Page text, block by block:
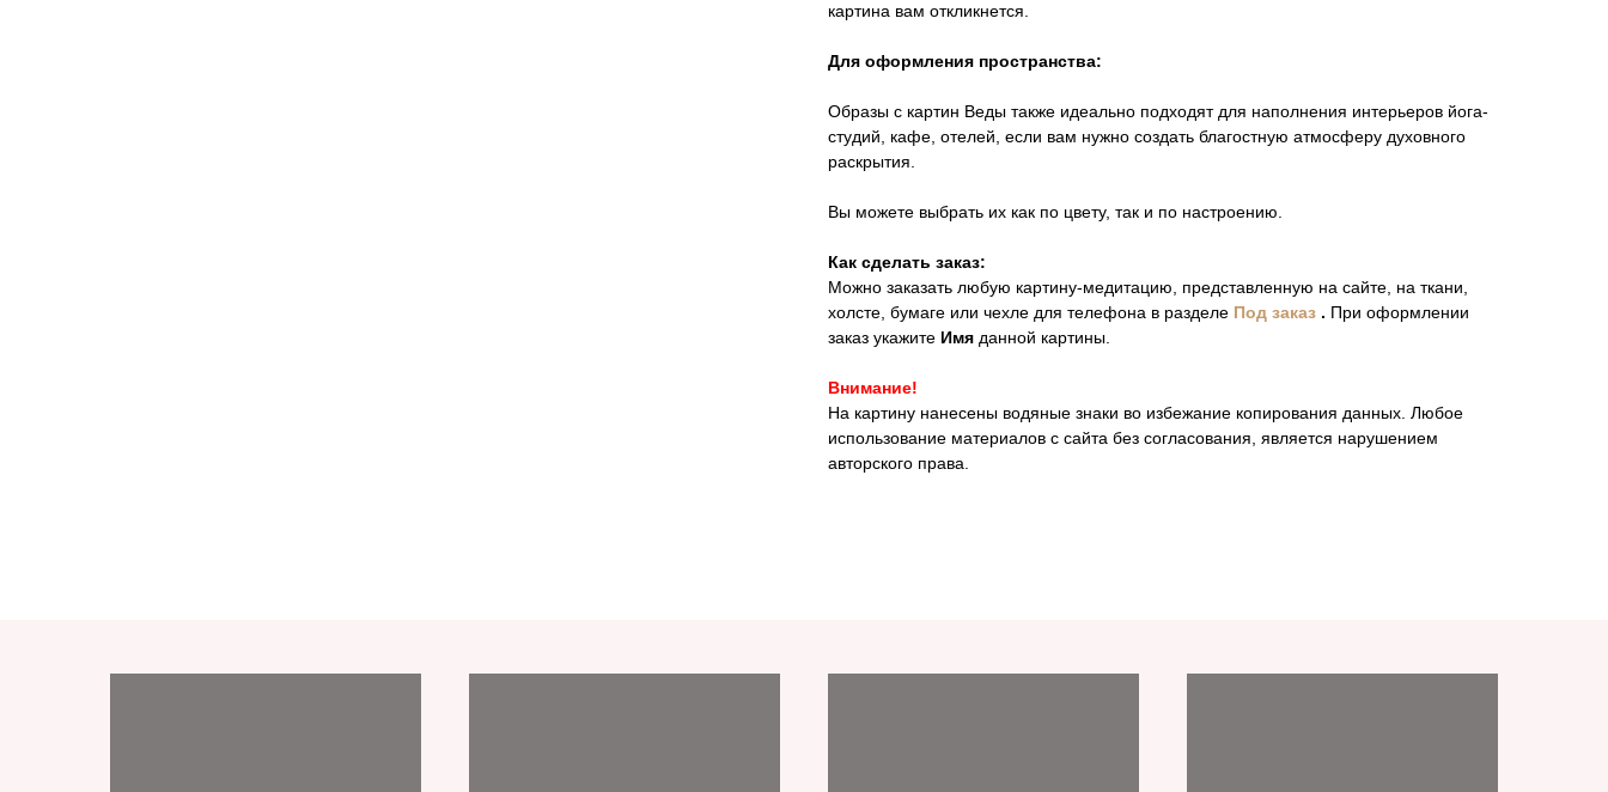
картина вам откликнется.
Для оформления пространства:
Образы с картин Веды также идеально подходят для наполнения интерьеров йога-
студий, кафе, отелей, если вам нужно создать благостную атмосферу духовного
раскрытия.
Вы можете выбрать их как по цвету, так и по настроению.
Как сделать заказ:
Можно заказать любую картину-медитацию, представленную на сайте, на ткани,
холсте, бумаге или чехле для телефона в разделе Под заказ . При оформлении
заказ укажите Имя данной картины.
Внимание!
На картину нанесены водяные знаки во избежание копирования данных. Любое
использование материалов с сайта без согласования, является нарушением
авторского права.